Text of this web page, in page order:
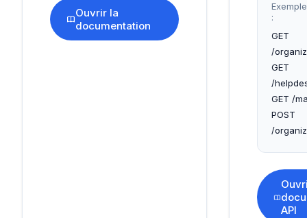
Ouvrir la
documentation
:
GET
/
GET
/
GET /
POST
/
API